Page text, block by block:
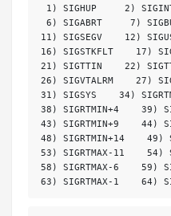
1) SIGHUP     2)
6) SIGABRT     7)
11) SIGSEGV    12)
16) SIGSTKFLT    17)
21) SIGTTIN    22)
26) SIGVTALRM    27)
31) SIGSYS    34)
38) SIGRTMIN+4    39)
43) SIGRTMIN+9    44)
48) SIGRTMIN+14    49)
53) SIGRTMAX-11    54)
58) SIGRTMAX-6    59)
63) SIGRTMAX-1    64)